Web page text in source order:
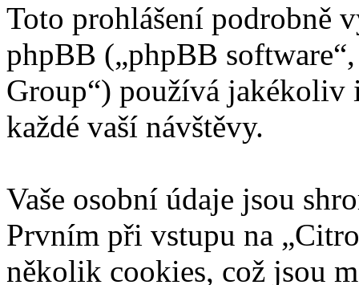
Toto prohlášení podrobně
phpBB („phpBB
Group“) používá jakékoliv
každé vaší návštěvy.
Vaše osobní údaje jsou
Prvním při vstupu na
několik cookies, což jsou